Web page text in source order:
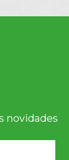
novidades